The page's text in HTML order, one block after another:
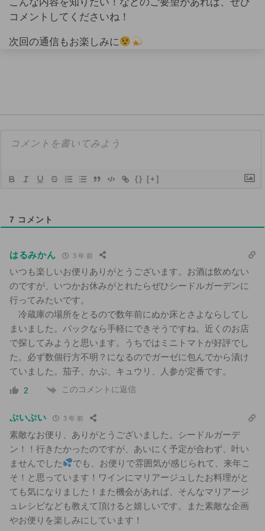
こんな内容を知りたい！などのご要望があれば、ぜひ
コメントしてくださいね！
次回の通信もお楽しみに
{} [+]
7 コメント
はるみかん 3 年 前
いつも楽しいお便りありがとうございます。お酒は飲めない
のですが、いつかお休みがとれたらぜひシードルガーデンに
行ってみたいです。
冷蔵庫の場所をとるので数年前にぬか床とさよならしてし
まいました。パックなら手軽にできそうですね。近くのお店
で探してみようと思います。うちではミニトマトが好評でし
た。必ず数個行方不明？になるのでガーゼに包んでから漬け
ていました。茄子、かぶ、キュウリ、人参が定番です。
2 このコメントに返信
ぷいぷい 3 年 前
素敵なお便り、ありがとうございました。シードルガーデ
ン！！行きたかったのですが、あいにく予定が合わず、叶い
ませんでした
でも、お便りで雰囲気が感じられて、来年こ
そ！と思っています！ワインにマリアージュしたお料理がと
ても気になりました！また機会があれば、そんなマリアージ
ュレシピなども教えて頂けると嬉しいです。また素敵な企画
やお便りを楽しみにしています！